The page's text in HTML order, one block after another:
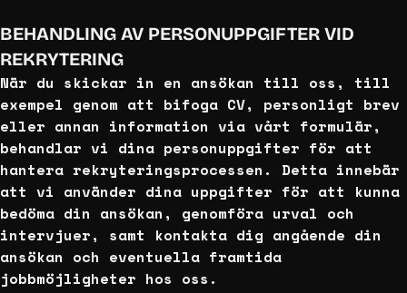
BEHANDLING AV PERSONUPPGIFTER VID
REKRYTERING
När du skickar in en ansökan till oss, till
exempel genom att bifoga CV, personligt brev
eller annan information via vårt formulär,
behandlar vi dina personuppgifter för att
hantera rekryteringsprocessen. Detta innebär
att vi använder dina uppgifter för att kunna
bedöma din ansökan, genomföra urval och
intervjuer, samt kontakta dig angående din
ansökan och eventuella framtida
jobbmöjligheter hos oss.